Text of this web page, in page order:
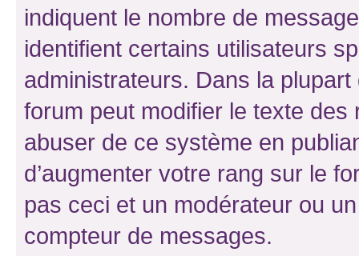
indiquent le nombre de
identifient certains utilisateurs
administrateurs. Dans la
forum peut modifier le texte
abuser de ce système en
d’augmenter votre rang sur le
pas ceci et un modérateur ou
compteur de messages.